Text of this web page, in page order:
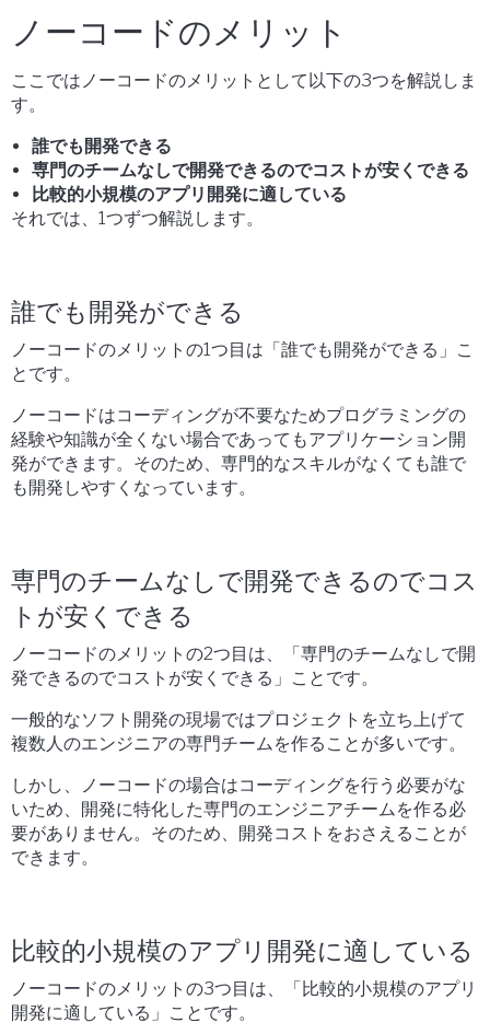
ノーコードのメリット
ここではノーコードのメリットとして以下の3つを解説しま
す。
誰でも開発できる
専門のチームなしで開発できるのでコストが安くできる
比較的小規模のアプリ開発に適している
それでは、1つずつ解説します。
誰でも開発ができる
ノーコードのメリットの1つ目は「誰でも開発ができる」こ
とです。
ノーコードはコーディングが不要なためプログラミングの
経験や知識が全くない場合であってもアプリケーション開
発ができます。そのため、専門的なスキルがなくても誰で
も開発しやすくなっています。
専門のチームなしで開発できるのでコス
トが安くできる
ノーコードのメリットの2つ目は、「専門のチームなしで開
発できるのでコストが安くできる」ことです。
一般的なソフト開発の現場ではプロジェクトを立ち上げて
複数人のエンジニアの専門チームを作ることが多いです。
しかし、ノーコードの場合はコーディングを行う必要がな
いため、開発に特化した専門のエンジニアチームを作る必
要がありません。そのため、開発コストをおさえることが
できます。
比較的小規模のアプリ開発に適している
ノーコードのメリットの3つ目は、「比較的小規模のアプリ
開発に適している」ことです。